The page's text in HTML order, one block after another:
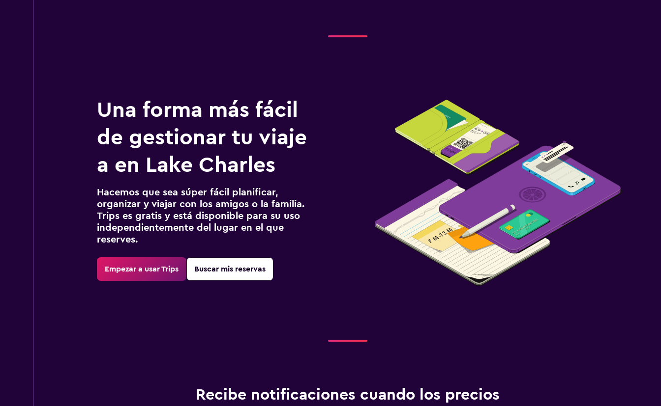
Una forma más fácil
de gestionar tu viaje
a en Lake Charles
Hacemos que sea súper fácil planificar,
organizar y viajar con los amigos o la familia.
Trips es gratis y está disponible para su uso
independientemente del lugar en el que
reserves.
Empezar a usar Trips Buscar mis reservas
Recibe notificaciones cuando los precios